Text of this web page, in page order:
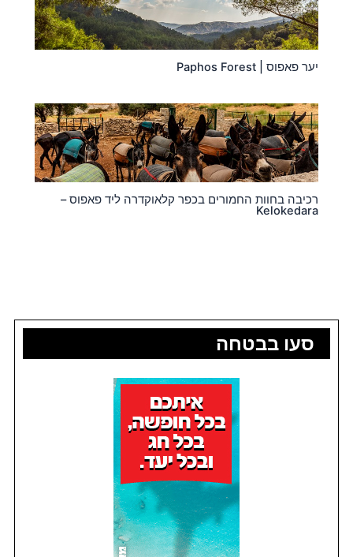
סעו בבטחה
יער פאפוס | Paphos Forest
רכיבה בחוות החמורים בכפר קלאוקדרה ליד פאפוס –
Kelokedara